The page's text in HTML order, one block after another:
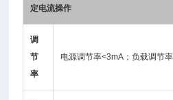
定电流操作
调
节
率
电源调节率<3mA；负载调节